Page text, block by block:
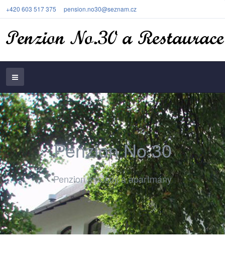
+420 603 517 375 pension.no30@seznam.cz
Penzion No.30
Penzion s pokoji a apartmány